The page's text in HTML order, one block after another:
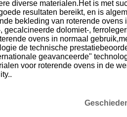
diverse materialen.Het is met
resultaten bereikt, en is
bekleding van roterende
gecalcineerde dolomiet-,
ovens in normaal
de technische
geavanceerde"
voor roterende ovens in de